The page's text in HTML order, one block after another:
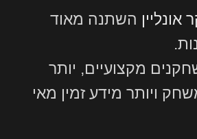
אונליין השתנה מאוד
מקצועיים, יותר
ויותר מידע זמין מאי